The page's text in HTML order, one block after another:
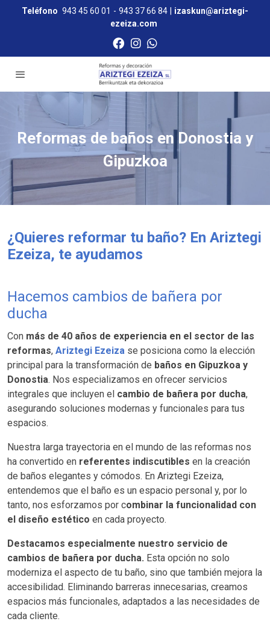
Teléfono 943 45 60 01 - 943 37 66 84
izaskun@ariztegi-
ezeiza.com
Reformas de baños en Donostia y
Gipuzkoa
¿Quieres reformar tu baño? En Ariztegi
Ezeiza, te ayudamos
Hacemos cambios de bañera por
ducha
Con más de 40 años de experiencia en el sector de las
reformas, Ariztegi Ezeiza se posiciona como la elección
principal para la transformación de baños en Gipuzkoa y
Donostia. Nos especializamos en ofrecer servicios
integrales que incluyen el cambio de bañera por ducha,
asegurando soluciones modernas y funcionales para tus
espacios.
Nuestra larga trayectoria en el mundo de las reformas nos
ha convertido en referentes indiscutibles en la creación
de baños elegantes y cómodos. En Ariztegi Ezeiza,
entendemos que el baño es un espacio personal y, por lo
tanto, nos esforzamos por combinar la funcionalidad con
el diseño estético en cada proyecto.
Destacamos especialmente nuestro servicio de
cambios de bañera por ducha. Esta opción no solo
moderniza el aspecto de tu baño, sino que también mejora la
accesibilidad. Eliminando barreras innecesarias, creamos
espacios más funcionales, adaptados a las necesidades de
cada cliente.